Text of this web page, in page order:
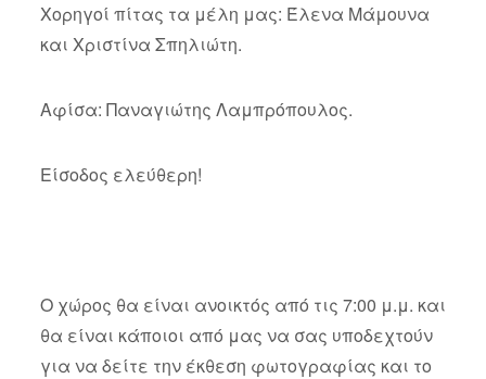
Χορηγοί πίτας τα μέλη μας: Έλενα Μάμουνα
και Χριστίνα Σπηλιώτη.
Αφίσα: Παναγιώτης Λαμπρόπουλος.
Είσοδος ελεύθερη!
Ο χώρος θα είναι ανοικτός από τις 7:00 μ.μ. και
θα είναι κάποιοι από μας να σας υποδεχτούν
για να δείτε την έκθεση φωτογραφίας και το